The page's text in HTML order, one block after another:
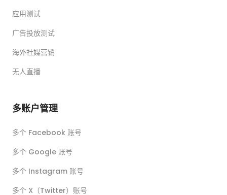
应用测试
广告投放测试
海外社媒营销
无人直播
多账户管理
多个 Facebook 账号
多个 Google 账号
多个 Instagram 账号
多个 X（Twitter）账号